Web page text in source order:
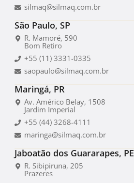
silmaq@silmaq.com.br
São Paulo, SP
R. Mamoré, 590
Bom Retiro
+55 (11) 3331-0335
saopaulo@silmaq.com.br
Maringá, PR
Av. Américo Belay, 1508
Jardim Imperial
+55 (44) 3268-4111
maringa@silmaq.com.br
Jaboatão dos Guararapes, PE
R. Sibipiruna, 205
Prazeres